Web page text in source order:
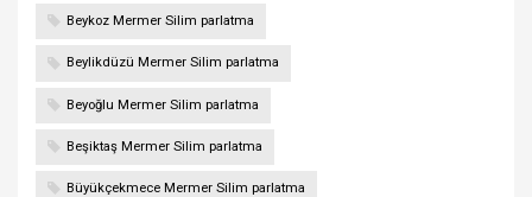
Beykoz Mermer Silim parlatma
Beylikdüzü Mermer Silim parlatma
Beyoğlu Mermer Silim parlatma
Beşiktaş Mermer Silim parlatma
Büyükçekmece Mermer Silim parlatma